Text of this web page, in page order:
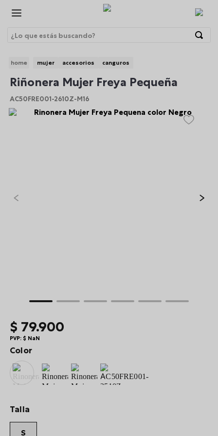
¿Lo que estás buscando?
mujer accesorios canguros
Riñonera Mujer Freya Pequeña
AC50FRE001-2610Z-M16
$ 79.900
PVP: $ NaN
Talla
S
Color
1.
morrales
2.
gorras
3.
bolsos